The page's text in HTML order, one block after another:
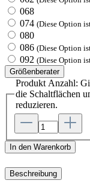
068
074 (Diese Option
080
086 (Diese Option
092 (Diese Option
Größenberater
Produkt Anzahl:
die Schaltflächen
reduzieren.
In den Warenkorb
Beschreibung